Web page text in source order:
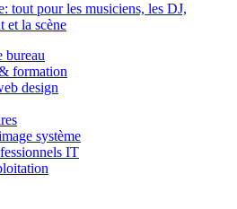
tout pour les musiciens, les DJ,
et la scène
bureau
formation
design
système
IT